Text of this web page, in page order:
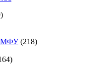
МФУ(218)